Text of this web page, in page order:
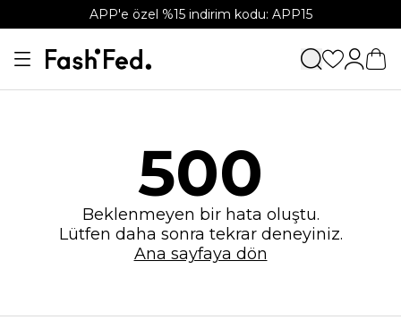
APP'e özel %15 indirim kodu: APP15
500
Beklenmeyen bir hata oluştu.
Lütfen daha sonra tekrar deneyiniz.
Ana sayfaya dön